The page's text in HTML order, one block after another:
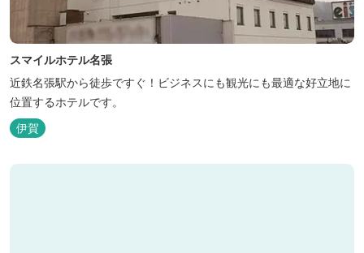
スマイルホテル名張
近鉄名張駅から徒歩ですぐ！ビジネスにも観光にも最適な好立地に
位置するホテルです。
伊賀